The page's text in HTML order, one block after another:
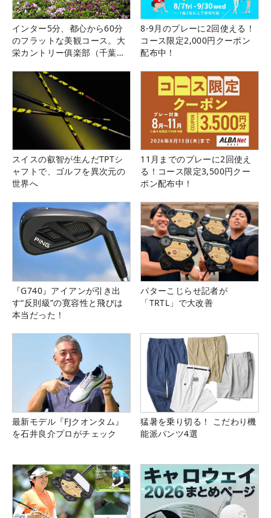
インター5分、都心から60分
のフラットな美観コース。大
栄カントリー俱楽部（千葉
8-9月のプレーに2回使える！
コース限定2,000円クーポン
配布中！
スイスの叡智が生んだTPTシ
ャフトで、ゴルフを異次元の
世界へ
11月までのプレーに2回使え
る！コース限定3,500円クー
ポン配布中！
『G740』アイアンが引き出
す“反則級”の寛容性と飛びは
本当だった！
パターこじらせ記者が
「TRTL」で大改善
最新モデル『FJクオンタム』
を石井良介プロがチェック
猛暑を乗り切る！ こだわり機
能派パンツ4選